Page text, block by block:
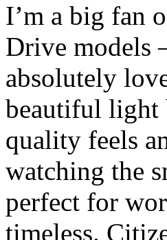
I’m a big fan
Drive models
absolutely
beautiful light
quality feels
watching the
perfect for
timeless.